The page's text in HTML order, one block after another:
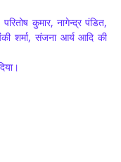
कुमार, नागेन्द्र पंडित,
शर्मा, संजना आर्य आदि की